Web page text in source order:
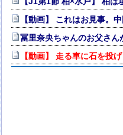
【動画】 これはお見事。
冨里奈央ちゃんのお父さん
【動画】 走る車に石を投